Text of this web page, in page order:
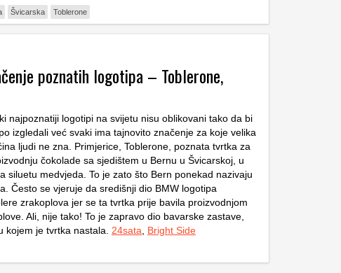
Švicarska Toblerone
poznatih logotipa – Toblerone,
najpoznatiji logotipi na svijetu nisu oblikovani tako da bi
izgledali već svaki ima tajnovito značenje za koje velika
ljudi ne zna. Primjerice, Toblerone, poznata tvrtka za
čokolade sa sjedištem u Bernu u Švicarskoj, u
siluetu medvjeda. To je zato što Bern ponekad nazivaju
Često se vjeruje da središnji dio BMW logotipa
zrakoplova jer se ta tvrtka prije bavila proizvodnjom
Ali, nije tako! To je zapravo dio bavarske zastave,
kojem je tvrtka nastala. 24sata Bright Side